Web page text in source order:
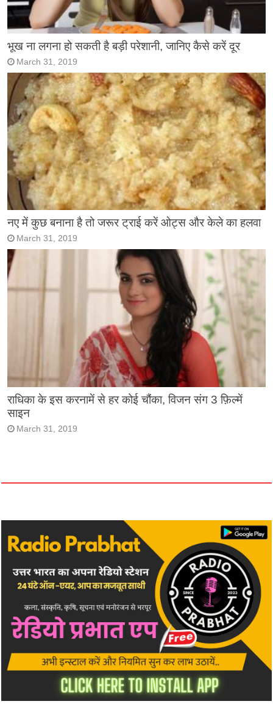
भूख ना लगना हो सकती है बड़ी परेशानी, जानिए कैसे करें दूर
March 31, 2019
नए में कुछ बनाना है तो जरूर ट्राई करें ओट्स और केले का हलवा
March 31, 2019
राधिका के इस करनामें से हर कोई चौंका, विजन संग 3 फ़िल्में
साइन
March 31, 2019